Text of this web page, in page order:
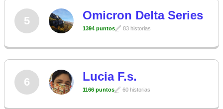
5 Omicron Delta Series
1394 puntos 83 historias
6 Lucia F.s.
1166 puntos 60 historias